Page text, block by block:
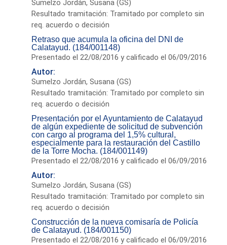
Sumelzo Jordán, Susana (GS)
Resultado tramitación: Tramitado por completo sin
req. acuerdo o decisión
Retraso que acumula la oficina del DNI de
Calatayud. (184/001148)
Presentado el 22/08/2016 y calificado el 06/09/2016
Autor:
Sumelzo Jordán, Susana (GS)
Resultado tramitación: Tramitado por completo sin
req. acuerdo o decisión
Presentación por el Ayuntamiento de Calatayud
de algún expediente de solicitud de subvención
con cargo al programa del 1,5% cultural,
especialmente para la restauración del Castillo
de la Torre Mocha. (184/001149)
Presentado el 22/08/2016 y calificado el 06/09/2016
Autor:
Sumelzo Jordán, Susana (GS)
Resultado tramitación: Tramitado por completo sin
req. acuerdo o decisión
Construcción de la nueva comisaría de Policía
de Calatayud. (184/001150)
Presentado el 22/08/2016 y calificado el 06/09/2016